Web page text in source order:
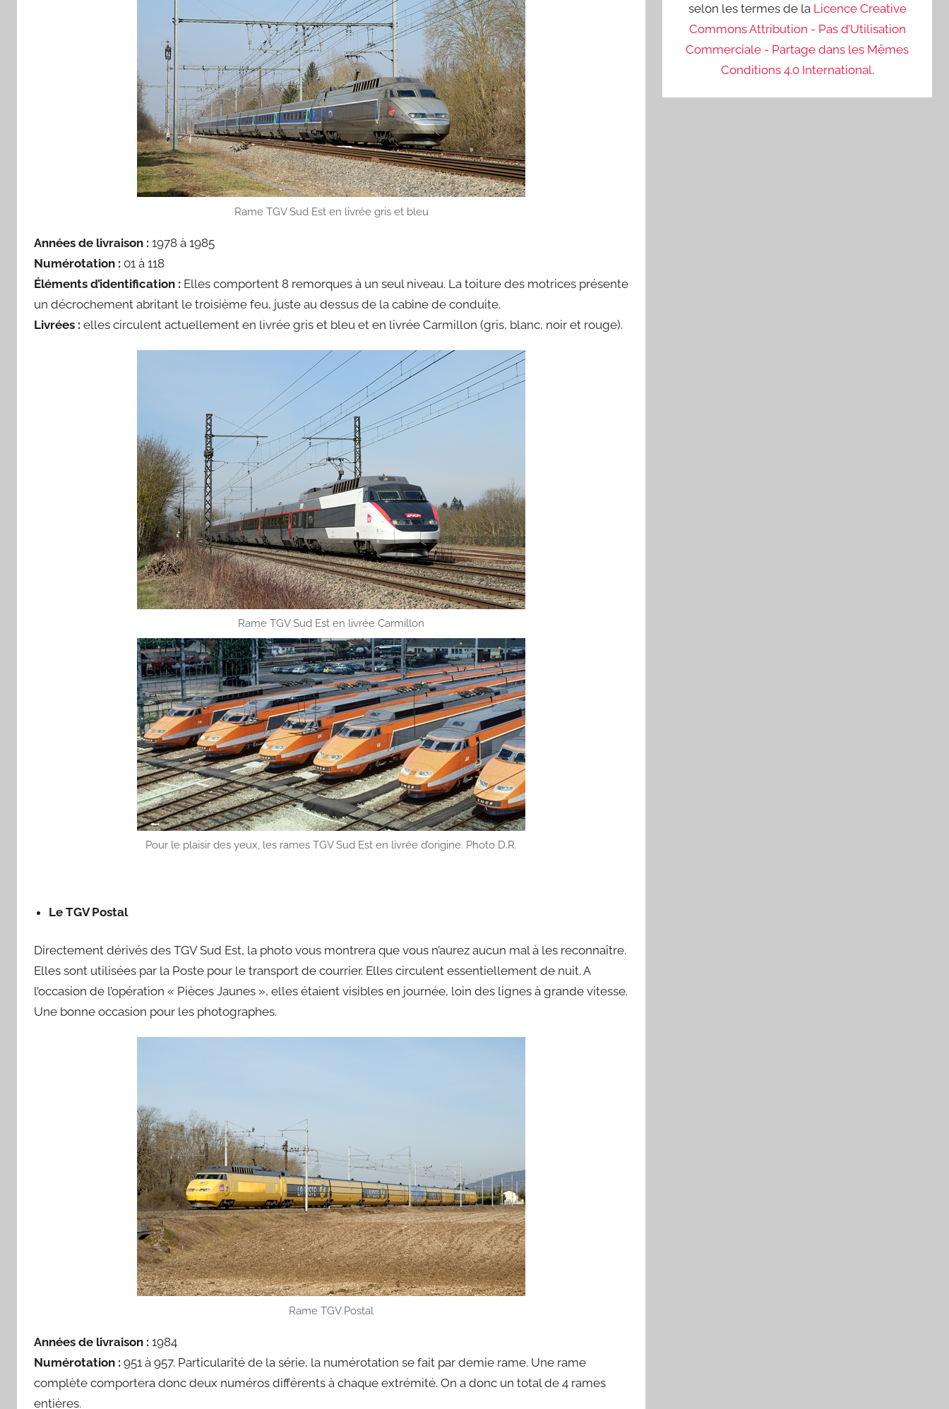
Rame TGV Sud Est en livrée gris et bleu
Années de livraison : 1978 à 1985
Numérotation : 01 à 118
Éléments d’identification : Elles comportent 8 remorques à un seul niveau. La toiture des motrices présente
un décrochement abritant le troisième feu, juste au dessus de la cabine de conduite.
Livrées : elles circulent actuellement en livrée gris et bleu et en livrée Carmillon (gris, blanc, noir et rouge).
Rame TGV Sud Est en livrée Carmillon
Pour le plaisir des yeux, les rames TGV Sud Est en livrée d’origine. Photo D.R.
Le TGV Postal
Directement dérivés des TGV Sud Est, la photo vous montrera que vous n’aurez aucun mal à les reconnaître.
Elles sont utilisées par la Poste pour le transport de courrier. Elles circulent essentiellement de nuit. A
l’occasion de l’opération « Pièces Jaunes », elles étaient visibles en journée, loin des lignes à grande vitesse.
Une bonne occasion pour les photographes.
Rame TGV Postal
Années de livraison : 1984
Numérotation : 951 à 957. Particularité de la série, la numérotation se fait par demie rame. Une rame
complète comportera donc deux numéros différents à chaque extrémité. On a donc un total de 4 rames
entières.
selon les termes de la Licence Creative
Commons Attribution - Pas d’Utilisation
Commerciale - Partage dans les Mêmes
Conditions 4.0 International.